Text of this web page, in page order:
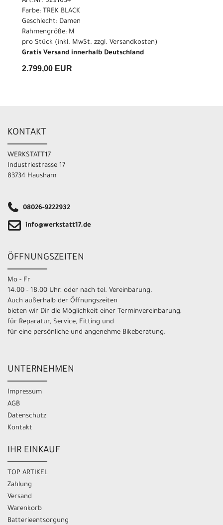
Farbe: TREK BLACK
Geschlecht: Damen
Rahmengröße: M
pro Stück (inkl. MwSt. zzgl. Versandkosten)
Gratis Versand innerhalb Deutschland
2.799,00 EUR
KONTAKT
WERKSTATT17
Industriestrasse 17
83734 Hausham
08026-9222932
info@werkstatt17.de
ÖFFNUNGSZEITEN
Mo - Fr
14.00 - 18.00 Uhr, oder nach tel. Vereinbarung.
Auch außerhalb der Öffnungszeiten
bieten wir Dir die Möglichkeit einer Terminvereinbarung,
für Reparatur, Service, Fitting und
für eine persönliche und angenehme Bikeberatung.
UNTERNEHMEN
Impressum
AGB
Datenschutz
Kontakt
IHR EINKAUF
TOP ARTIKEL
Zahlung
Versand
Warenkorb
Batterieentsorgung